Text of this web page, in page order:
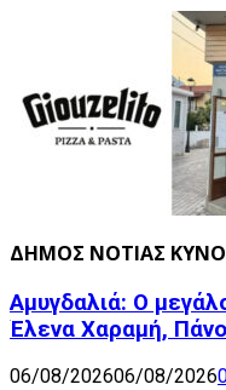
ΔΗΜΟΣ ΝΟΤΙΑΣ
Αμυγδαλιά: Ο
Έλενα Χαραμή,
06/08/202606/08/2026